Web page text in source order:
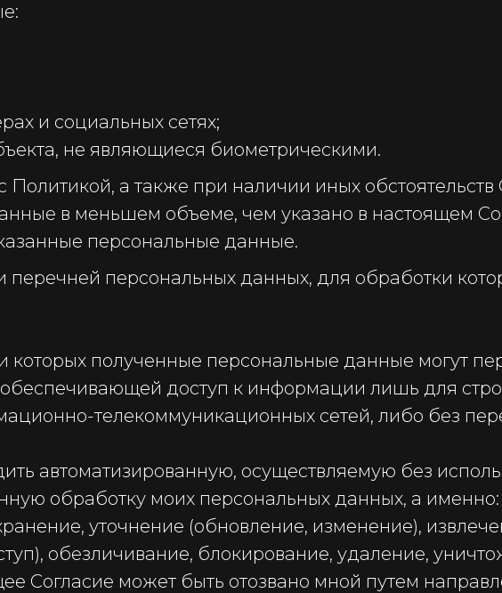
и социальных сетях;
не являющиеся биометрическими.
Политикой, а также при наличии иных
в меньшем объеме, чем указано в настоящем
персональные данные.
персональных данных, для обработки
которых полученные персональные данные могут
обеспечивающей доступ к информации лишь для
телекоммуникационных сетей, либо без
автоматизированную, осуществляемую без
обработку моих персональных данных, а именно:
уточнение (обновление, изменение),
обезличивание, блокирование, удаление,
Согласие может быть отозвано мной путем